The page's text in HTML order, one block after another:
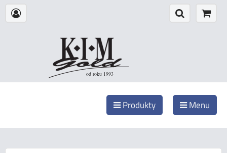
od roku 1993
Produkty Menu